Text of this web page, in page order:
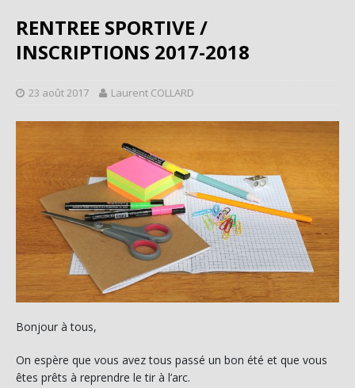
RENTREE SPORTIVE /
INSCRIPTIONS 2017-2018
23 août 2017 Laurent COLLARD
Bonjour à tous,
On espère que vous avez tous passé un bon été et que vous
êtes prêts à reprendre le tir à l’arc.